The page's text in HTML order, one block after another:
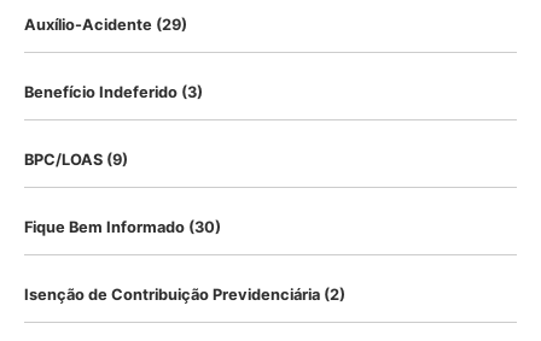
Auxílio-Acidente (29)
Benefício Indeferido (3)
BPC/LOAS (9)
Fique Bem Informado (30)
Isenção de Contribuição Previdenciária (2)